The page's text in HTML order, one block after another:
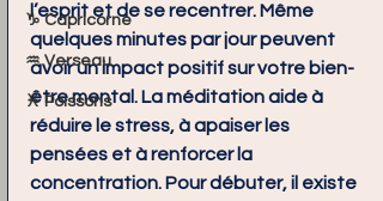
♑ Capricorne
♒ Verseau
♓ Poissons
l’esprit et de se recentrer. Même
quelques minutes par jour peuvent
avoir un impact positif sur votre bien-
être mental. La méditation aide à
réduire le stress, à apaiser les
pensées et à renforcer la
concentration. Pour débuter, il existe